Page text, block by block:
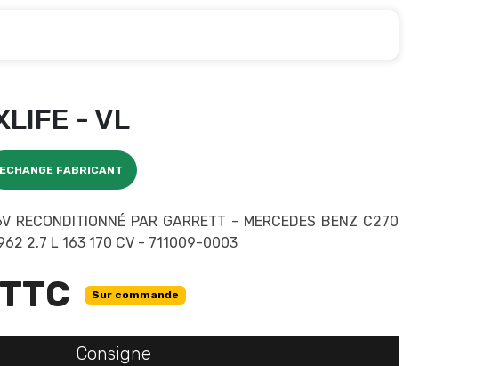
- VL
ECHANGE FABRICANT
RECONDITIONNÉ PAR GARRETT - MERCEDES BENZ C270
2,7 L 163 170 CV - 711009-0003
Sur commande
Consigne